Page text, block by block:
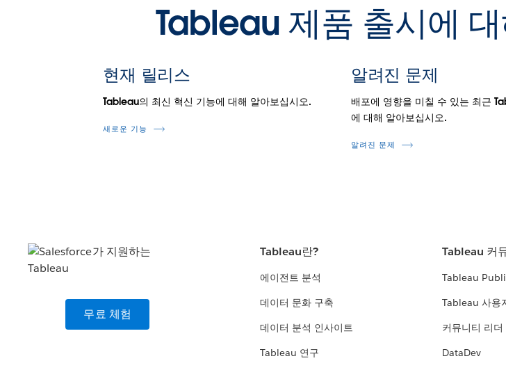
Tableau 제품 출시에
현재 릴리스
Tableau의 최신 혁신 기능에 대해 알아보십시오.
새로운 기능
알려진 문제
배포에 영향을 미칠 수 있는 최근
에 대해 알아보십시오.
알려진 문제
무료 체험
Tableau란?
에이전트 분석
데이터 문화 구축
데이터 분석 인사이트
Tableau 연구
Tableau 커
Tableau
Tableau 사용
커뮤니티 리더
DataDev